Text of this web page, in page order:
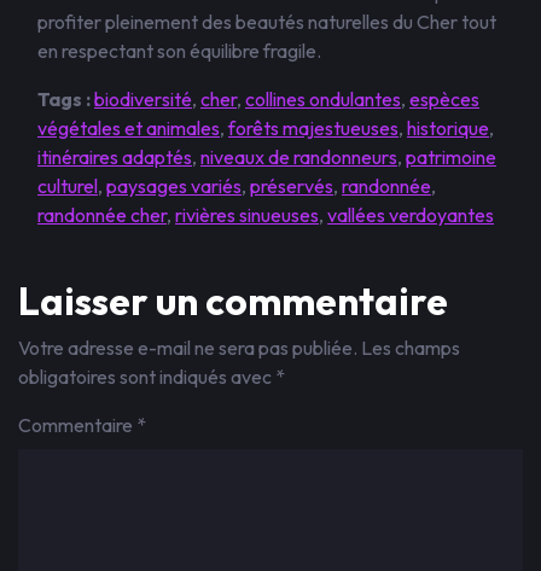
profiter pleinement des beautés naturelles du Cher tout
en respectant son équilibre fragile.
Tags :biodiversité, cher, collines ondulantes, espèces
végétales et animales,forêts majestueuses, historique,
itinéraires adaptés, niveaux de randonneurs, patrimoine
culturel, paysages variés, préservés, randonnée,
randonnée cher, rivières sinueuses, vallées verdoyantes
Laisser un commentaire
Votre adresse e-mail ne sera pas publiée. Les champs
obligatoires sont indiqués avec *
Commentaire *